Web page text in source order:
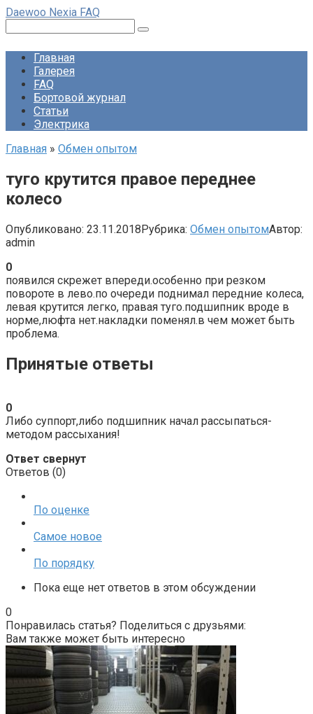
Перейти
контенту
Daewoo Nexia FAQ
Главная
Галерея
FAQ
Бортовой журнал
Статьи
Электрика
Главная » Обмен опытом
туго крутится правое переднее
колесо
Опубликовано: 23.11.2018Рубрика: Обмен опытомАвтор:
admin
0
появился скрежет впереди.особенно при резком
повороте в лево.по очереди поднимал передние колеса,
левая крутится легко, правая туго.подшипник вроде в
норме,люфта нет.накладки поменял.в чем может быть
проблема.
Принятые ответы
0
Либо суппорт,либо подшипник начал рассыпаться-
методом рассыхания!
Ответ свернут
Ответов (0)
По оценке
Самое новое
По порядку
Пока еще нет ответов в этом обсуждении
0
Понравилась статья? Поделиться с друзьями:
Вам также может быть интересно